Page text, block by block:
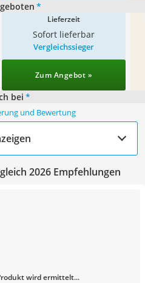
*
Lieferzeit
Sofort lieferbar
Vergleichssieger
Zum Angebot »
bei *
und Bewertung
2026 Empfehlungen
wird ermittelt...